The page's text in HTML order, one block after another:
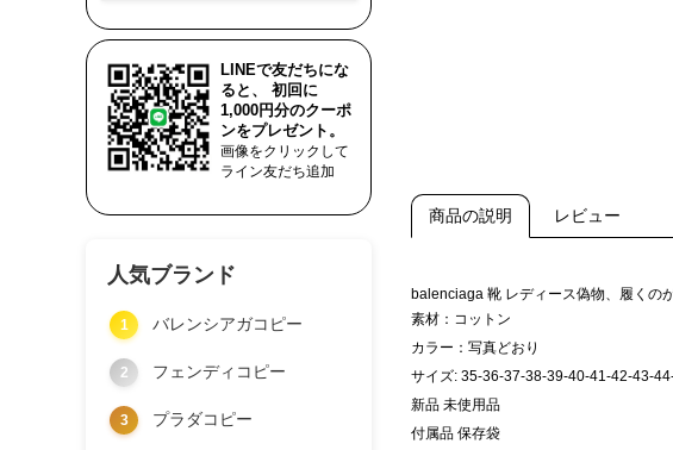
LINEで友だちにな
ると、 初回に
1,000円分のクーポ
ンをプレゼント。
画像をクリックして
ライン友だち追加
人気ブランド
1 バレンシアガコピー
2 フェンディコピー
3 プラダコピー
商品の説明 レビュー
balenciaga 靴 レディース偽物、履くの
素材：コットン
カラー：写真どおり
サイズ: 35-36-37-38-39-40-41-42-43-
新品 未使用品
付属品 保存袋